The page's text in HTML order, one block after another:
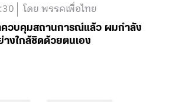
โดย พรรคเพื่อไทย
ควบคุมสถานการณ์แล้ว ผมกำลัง
งใกล้ชิดด้วยตนเอง